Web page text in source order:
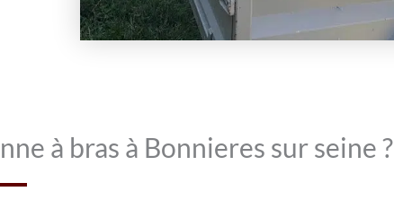
à bras à Bonnieres sur seine ?